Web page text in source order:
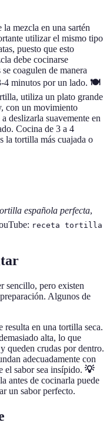
mezcla en una sartén
utilizar el mismo tipo
puesto que esto
debe cocinarse
coagulen de manera
4 minutos por un lado. 🍽️
utiliza un plato grande
con un movimiento
deslizarla suavemente en
Cocina de 3 a 4
la tortilla más cuajada o
española perfecta,
receta tortilla
sencillo, pero existen
Algunos de
en una tortilla seca.
alta, lo que
queden crudas por dentro.
adecuadamente con
el sabor sea insípido. 💡
antes de cocinarla puede
un sabor perfecto.